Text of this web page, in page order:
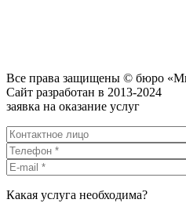
Все права защищены © бюро
Сайт разработан в 2013-2024
заявка на оказание услуг
Какая услуга необходима?